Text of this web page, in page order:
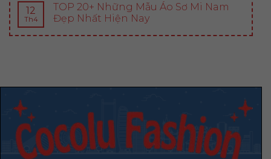
12
Th4
TOP 20+ Những Mẫu Áo Sơ Mi Nam
Đẹp Nhất Hiện Nay